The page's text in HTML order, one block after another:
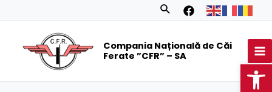
Search
Compania Națională de Căi
Ferate ”CFR” – SA